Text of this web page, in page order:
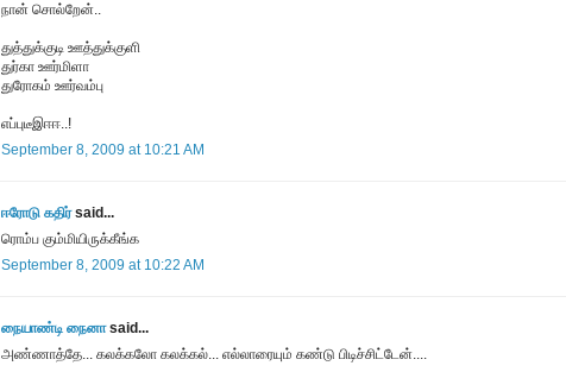
நான் சொல்றேன்..
துத்துக்குடி ஊத்துக்குளி
துர்கா ஊர்மிளா
துரோகம் ஊர்வம்பு
எப்புடீஇஈஈ..!
September 8, 2009 at 10:21 AM
ஈரோடு கதிர்said...
ரொம்ப கும்மியிருக்கீங்க
September 8, 2009 at 10:22 AM
நையாண்டி நைனாsaid...
அண்ணாத்தே... கலக்கலோ கலக்கல்... எல்லாரையும் கண்டு பிடிச்சிட்டேன்....